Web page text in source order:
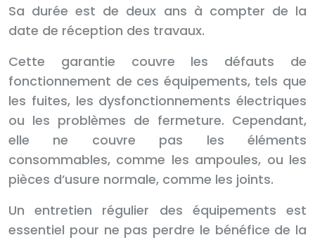
Sa durée est de deux ans à compter de la
date de réception des travaux.
Cette garantie couvre les défauts de
fonctionnement de ces équipements, tels que
les fuites, les dysfonctionnements électriques
ou les problèmes de fermeture. Cependant,
elle ne couvre pas les éléments
consommables, comme les ampoules, ou les
pièces d’usure normale, comme les joints.
Un entretien régulier des équipements est
essentiel pour ne pas perdre le bénéfice de la